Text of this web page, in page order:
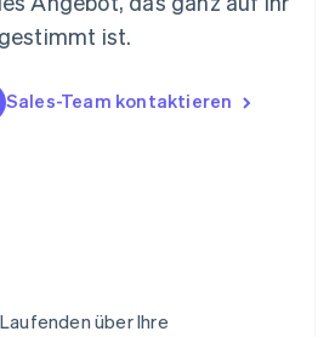
ist.
Sales-Team kontaktieren
über Ihre